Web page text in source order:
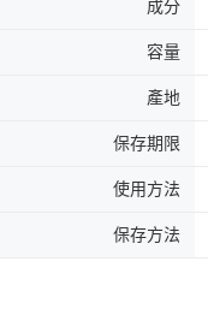
成分
容量
產地
保存期限
使用方法
保存方法